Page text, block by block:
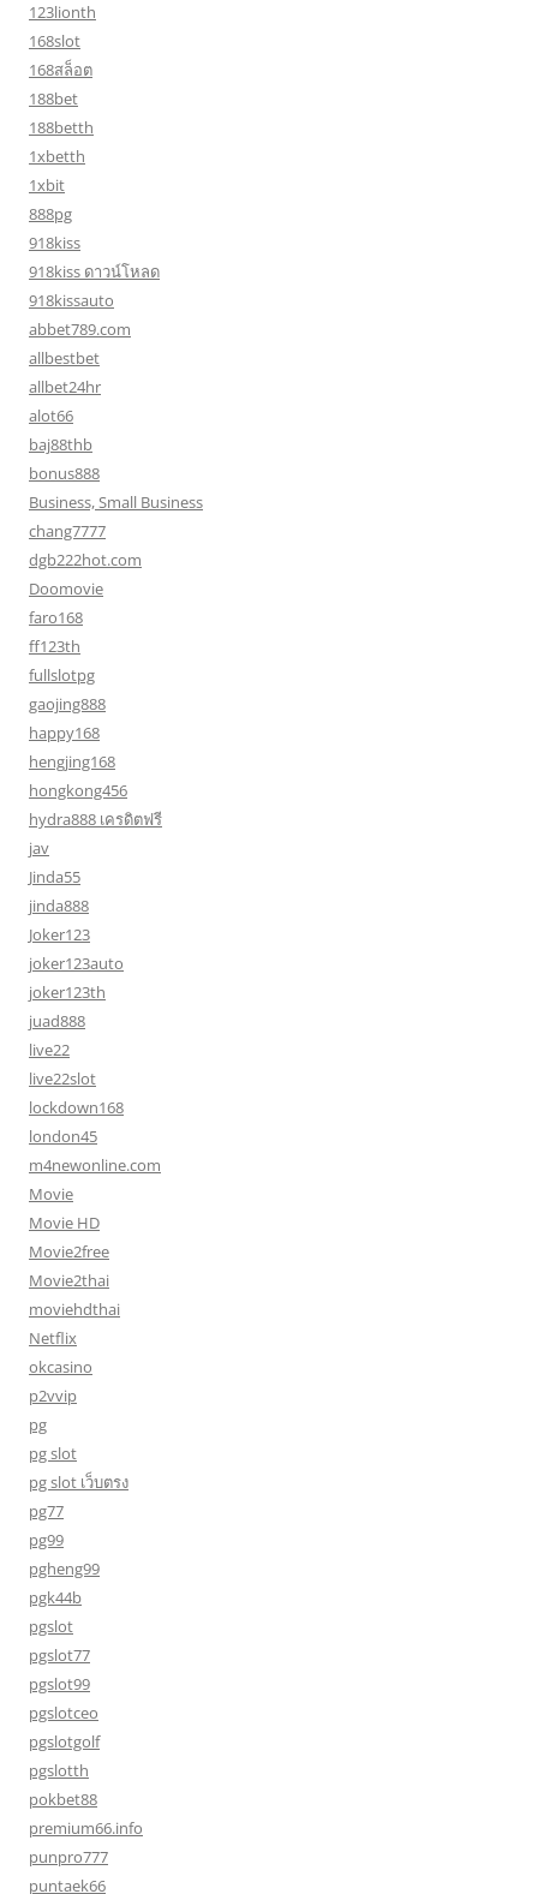
123lionth
168slot
168สล็อต
188bet
188betth
1xbetth
1xbit
888pg
918kiss
918kiss ดาวน์โหลด
918kissauto
abbet789.com
allbestbet
allbet24hr
alot66
baj88thb
bonus888
Business, Small Business
chang7777
dgb222hot.com
Doomovie
faro168
ff123th
fullslotpg
gaojing888
happy168
hengjing168
hongkong456
hydra888 เครดิตฟรี
jav
Jinda55
jinda888
Joker123
joker123auto
joker123th
juad888
live22
live22slot
lockdown168
london45
m4newonline.com
Movie
Movie HD
Movie2free
Movie2thai
moviehdthai
Netflix
okcasino
p2vvip
pg
pg slot
pg slot เว็บตรง
pg77
pg99
pgheng99
pgk44b
pgslot
pgslot77
pgslot99
pgslotceo
pgslotgolf
pgslotth
pokbet88
premium66.info
punpro777
puntaek66